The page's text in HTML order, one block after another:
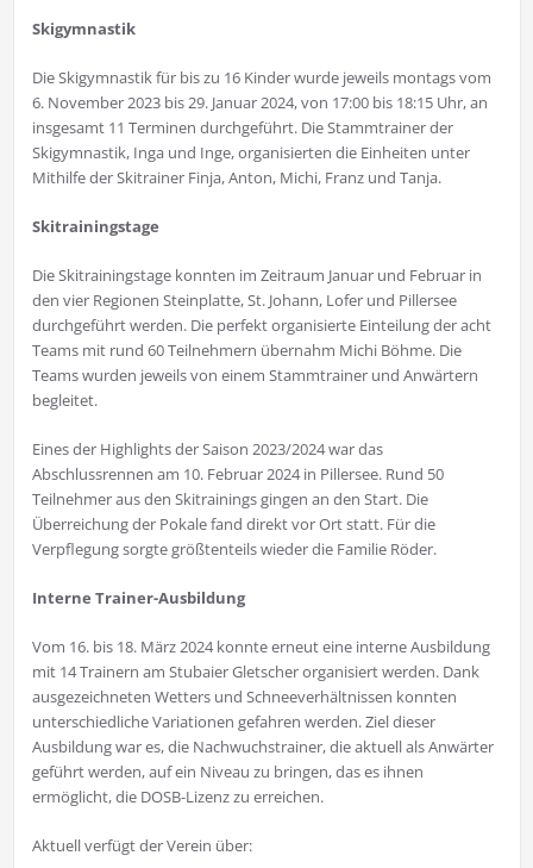
Skigymnastik
Die Skigymnastik für bis zu 16 Kinder wurde jeweils montags vom
6. November 2023 bis 29. Januar 2024, von 17:00 bis 18:15 Uhr, an
insgesamt 11 Terminen durchgeführt. Die Stammtrainer der
Skigymnastik, Inga und Inge, organisierten die Einheiten unter
Mithilfe der Skitrainer Finja, Anton, Michi, Franz und Tanja.
Skitrainingstage
Die Skitrainingstage konnten im Zeitraum Januar und Februar in
den vier Regionen Steinplatte, St. Johann, Lofer und Pillersee
durchgeführt werden. Die perfekt organisierte Einteilung der acht
Teams mit rund 60 Teilnehmern übernahm Michi Böhme. Die
Teams wurden jeweils von einem Stammtrainer und Anwärtern
begleitet.
Eines der Highlights der Saison 2023/2024 war das
Abschlussrennen am 10. Februar 2024 in Pillersee. Rund 50
Teilnehmer aus den Skitrainings gingen an den Start. Die
Überreichung der Pokale fand direkt vor Ort statt. Für die
Verpflegung sorgte größtenteils wieder die Familie Röder.
Interne Trainer-Ausbildung
Vom 16. bis 18. März 2024 konnte erneut eine interne Ausbildung
mit 14 Trainern am Stubaier Gletscher organisiert werden. Dank
ausgezeichneten Wetters und Schneeverhältnissen konnten
unterschiedliche Variationen gefahren werden. Ziel dieser
Ausbildung war es, die Nachwuchstrainer, die aktuell als Anwärter
geführt werden, auf ein Niveau zu bringen, das es ihnen
ermöglicht, die DOSB-Lizenz zu erreichen.
Aktuell verfügt der Verein über: